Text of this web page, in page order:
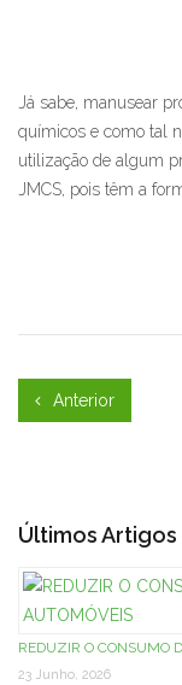
Já sabe, manusear
químicos e como tal
utilização de algum
JMCS, pois têm a
Anterior
Últimos Artigos
REDUZIR O CONSUMO
23 Junho, 2026